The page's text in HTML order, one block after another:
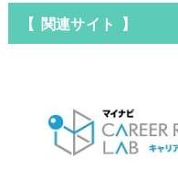
【 関連サイト 】